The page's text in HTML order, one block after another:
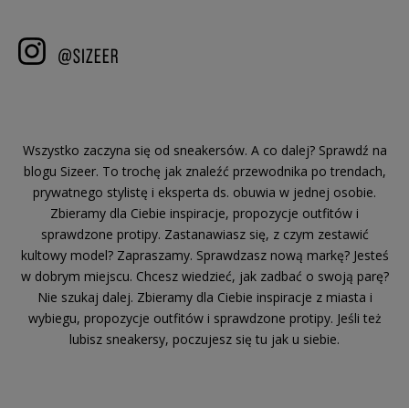
Wszystko zaczyna się od sneakersów. A co dalej? Sprawdź na
blogu Sizeer. To trochę jak znaleźć przewodnika po trendach,
prywatnego stylistę i eksperta ds. obuwia w jednej osobie.
Zbieramy dla Ciebie inspiracje, propozycje outfitów i
sprawdzone protipy. Zastanawiasz się, z czym zestawić
kultowy model? Zapraszamy. Sprawdzasz nową markę? Jesteś
w dobrym miejscu. Chcesz wiedzieć, jak zadbać o swoją parę?
Nie szukaj dalej. Zbieramy dla Ciebie inspiracje z miasta i
wybiegu, propozycje outfitów i sprawdzone protipy. Jeśli też
lubisz sneakersy, poczujesz się tu jak u siebie.